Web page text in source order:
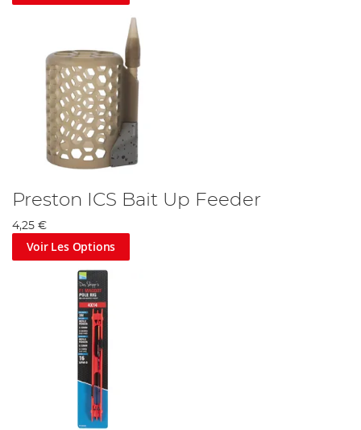
Preston ICS Bait Up Feeder
4,25 €
Voir Les Options